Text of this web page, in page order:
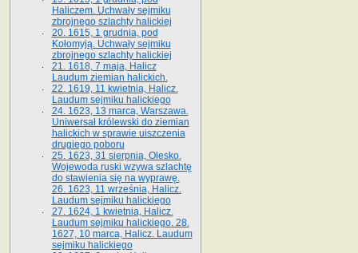
Haliczem. Uchwały sejmiku
zbrojnego szlachty halickiej
20. 1615, 1 grudnia, pod
Kołomyją. Uchwały sejmiku
zbrojnego szlachty halickiej
21. 1618, 7 maja, Halicz
Laudum ziemian halickich.
22. 1619, 11 kwietnia, Halicz.
Laudum sejmiku halickiego
24. 1623, 13 marca, Warszawa.
Uniwersał królewski do ziemian
halickich w sprawie uiszczenia
drugiego poboru
25. 1623, 31 sierpnia, Olesko.
Wojewoda ruski wzywa szlachtę
do stawienia się na wyprawę.
26. 1623, 11 września, Halicz.
Laudum sejmiku halickiego
27. 1624, 1 kwietnia, Halicz.
Laudum sejmiku halickiego. 28.
1627, 10 marca, Halicz. Laudum
sejmiku halickiego